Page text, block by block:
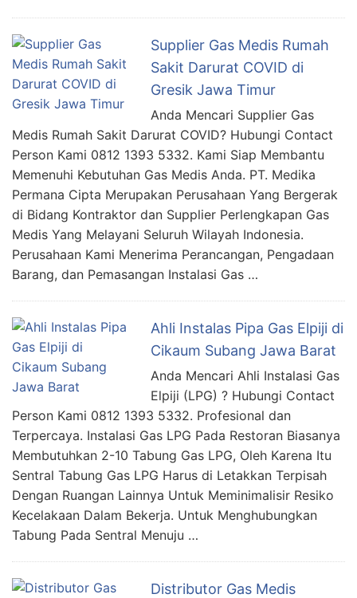
Supplier Gas Medis Rumah
Sakit Darurat COVID di
Gresik Jawa Timur
Anda Mencari Supplier Gas
Medis Rumah Sakit Darurat COVID? Hubungi Contact
Person Kami 0812 1393 5332. Kami Siap Membantu
Memenuhi Kebutuhan Gas Medis Anda. PT. Medika
Permana Cipta Merupakan Perusahaan Yang Bergerak
di Bidang Kontraktor dan Supplier Perlengkapan Gas
Medis Yang Melayani Seluruh Wilayah Indonesia.
Perusahaan Kami Menerima Perancangan, Pengadaan
Barang, dan Pemasangan Instalasi Gas …
Ahli Instalas Pipa Gas Elpiji di
Cikaum Subang Jawa Barat
Anda Mencari Ahli Instalasi Gas
Elpiji (LPG) ? Hubungi Contact
Person Kami 0812 1393 5332. Profesional dan
Terpercaya. Instalasi Gas LPG Pada Restoran Biasanya
Membutuhkan 2-10 Tabung Gas LPG, Oleh Karena Itu
Sentral Tabung Gas LPG Harus di Letakkan Terpisah
Dengan Ruangan Lainnya Untuk Meminimalisir Resiko
Kecelakaan Dalam Bekerja. Untuk Menghubungkan
Tabung Pada Sentral Menuju …
Distributor Gas Medis